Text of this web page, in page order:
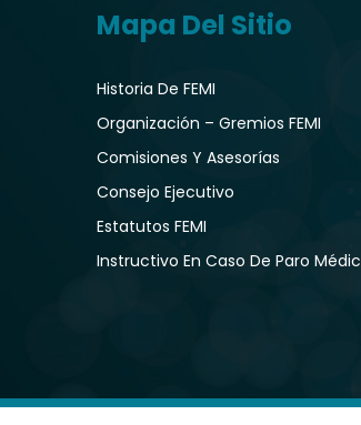
Mapa Del Sitio
Historia De FEMI
Organización – Gremios FEMI
Comisiones Y Asesorías
Consejo Ejecutivo
Estatutos FEMI
Instructivo En Caso De Paro